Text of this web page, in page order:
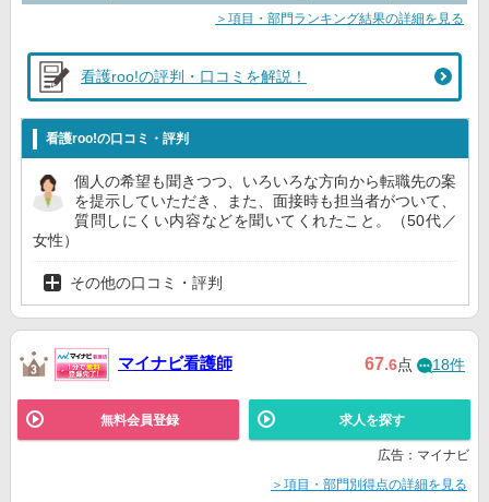
＞項目・部門ランキング結果の詳細を見る
看護roo!の評判・口コミを解説！
看護roo!の口コミ・評判
個人の希望も聞きつつ、いろいろな方向から転職先の案
を提示していただき、また、面接時も担当者がついて、
質問しにくい内容などを聞いてくれたこと。（50代／
女性）
その他の口コミ・評判
マイナビ看護師 67.6点 18件
無料会員登録 求人を探す
広告：マイナビ
＞項目・部門別得点の詳細を見る